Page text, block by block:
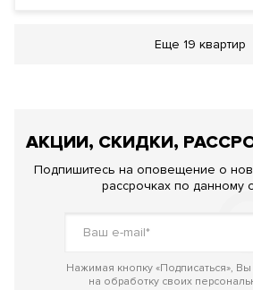
Еще 19 квартир
АКЦИИ, СКИДКИ,
Подпишитесь на оповещение о
рассрочках по данному
Нажимая кнопку «Подписаться», Вы
на обработку своих